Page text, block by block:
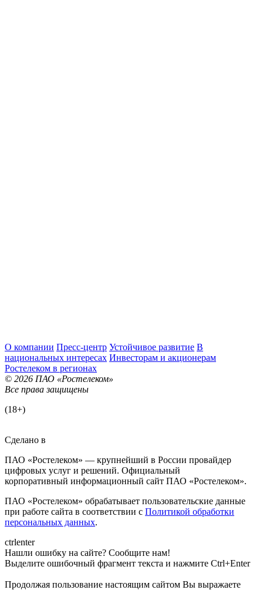
О компании Пресс-центр Устойчивое развитие В
национальных интересах Инвесторам и акционерам
Ростелеком в регионах
© 2026 ПАО «Ростелеком»
Все права защищены
(18+)
Сделано в
ПАО «Ростелеком» — крупнейший в России провайдер
цифровых услуг и решений. Официальный
корпоративный информационный сайт ПАО «Ростелеком».
ПАО «Ростелеком» обрабатывает пользовательские данные
при работе сайта в соответствии с Политикой обработки
персональных данных.
ctrlenter
Нашли ошибку на сайте? Сообщите нам!
Выделите ошибочный фрагмент текста и нажмите Ctrl+Enter
Продолжая пользование настоящим сайтом Вы выражаете